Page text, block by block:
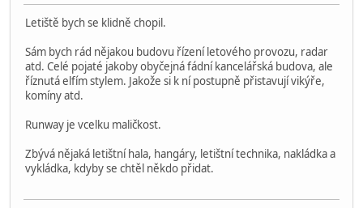
Letiště bych se klidně chopil.
Sám bych rád nějakou budovu řízení letového provozu, radar
atd. Celé pojaté jakoby obyčejná fádní kancelářská budova, ale
říznutá elfím stylem. Jakože si k ní postupně přistavují vikýře,
komíny atd.
Runway je vcelku maličkost.
Zbývá nějaká letištní hala, hangáry, letištní technika, nakládka a
vykládka, kdyby se chtěl někdo přidat.